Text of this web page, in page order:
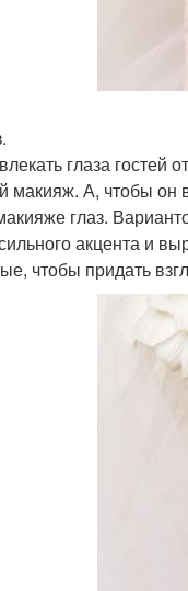
глаза гостей
макияж. А, чтобы он
глаз.
акцента и
чтобы придать